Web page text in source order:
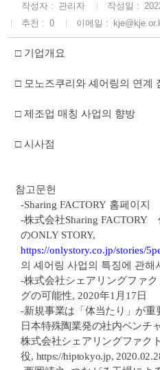
작성자 : 관리자 작성일 :
추천 : 0 이메일 :
□ 기업개요
□ 모노즈쿠리와 셰어링의 연계
□ 제조업 매칭 사업의 향방
□ 시사점
참고문헌
-Sharing FACTORY 홈페이지
-株式会社Sharing FACTORY
のONLY STORY,
https://onlystory.co.jp/stories/
의 셰어링 사업의 특징에 관해
-株式会社シェアリングファク
グの可能性, 2020年1 月 17日
-新規事業は 「体当たり 」 が重
日本特殊陶業発の社内ベンチ
株式会社シェアリングファク
役, https://hiptokyo.jp,